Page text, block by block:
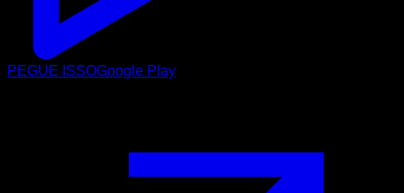
PEGUE ISSOGoogle Play